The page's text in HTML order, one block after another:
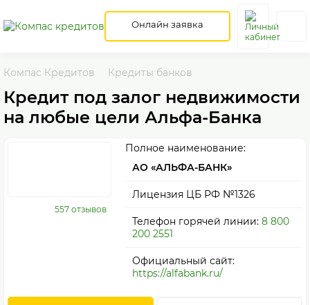
Онлайн заявка
Компас Кредитов Кредиты банков
Кредит под залог недвижимости
на любые цели Альфа-Банка
557 отзывов
Полное наименование:
АО «АЛЬФА-БАНК»
Лицензия ЦБ РФ №1326
Телефон горячей линии: 8 800
200 2551
Официальный сайт:
https://alfabank.ru/